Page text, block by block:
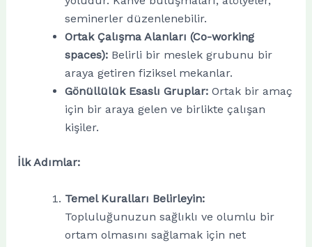
seminerler düzenlenebilir.
Ortak Çalışma Alanları (Co-working
spaces):Belirli bir meslek grubunu bir
araya getiren fiziksel mekanlar.
Gönüllülük Esaslı Gruplar:Ortak bir amaç
için bir araya gelen ve birlikte çalışan
kişiler.
İlk Adımlar:
Temel Kuralları Belirleyin:
Topluluğunuzun sağlıklı ve olumlu bir
ortam olmasını sağlamak için net